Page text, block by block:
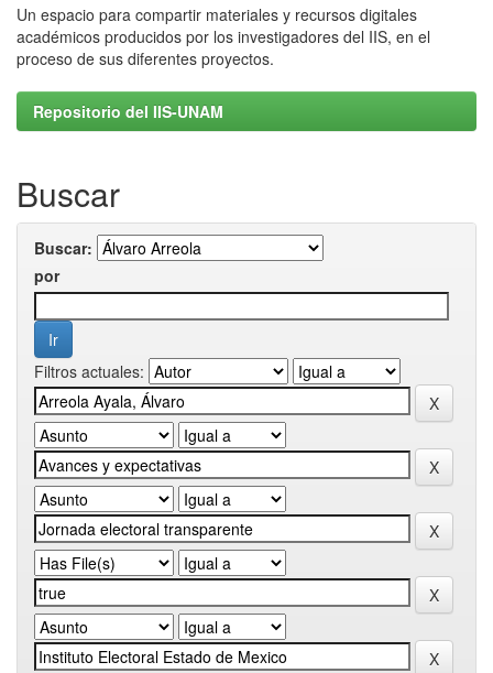
Un espacio para compartir materiales y recursos digitales
académicos producidos por los investigadores del IIS, en el
proceso de sus diferentes proyectos.
Repositorio del IIS-UNAM
Buscar
Buscar:
por
Filtros actuales: